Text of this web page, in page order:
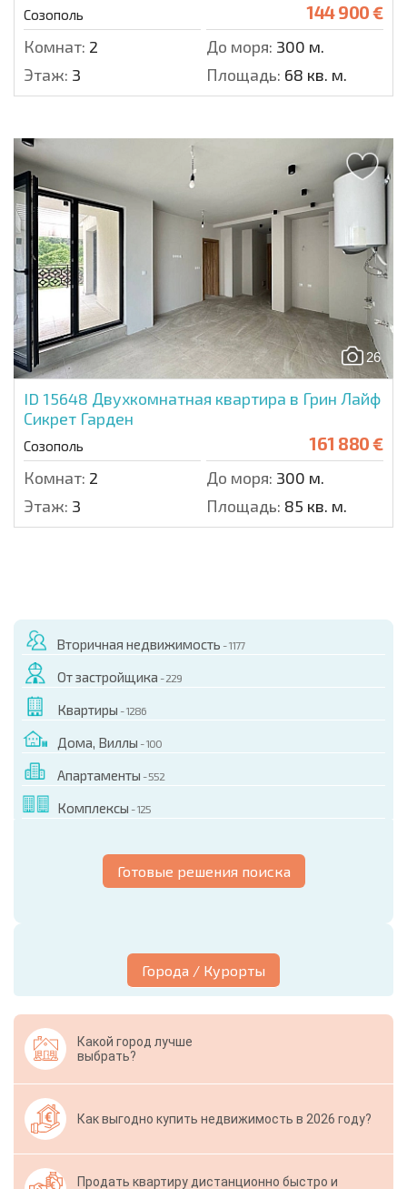
Созополь 144 900 €
Комнат: 2 До моря: 300 м.
Этаж: 3 Площадь: 68 кв. м.
26
ID 15648 Двухкомнатная квартира в Грин Лайф
Сикрет Гарден
Созополь 161 880 €
Комнат: 2 До моря: 300 м.
Этаж: 3 Площадь: 85 кв. м.
Вторичная недвижимость - 1177
От застройщика - 229
Квартиры - 1286
Дома, Виллы - 100
Апартаменты - 552
Комплексы - 125
Готовые решения поиска
Города / Курорты
Какой город лучше
выбрать?
Как выгодно купить недвижимость в 2026 году?
Продать квартиру дистанционно быстро и